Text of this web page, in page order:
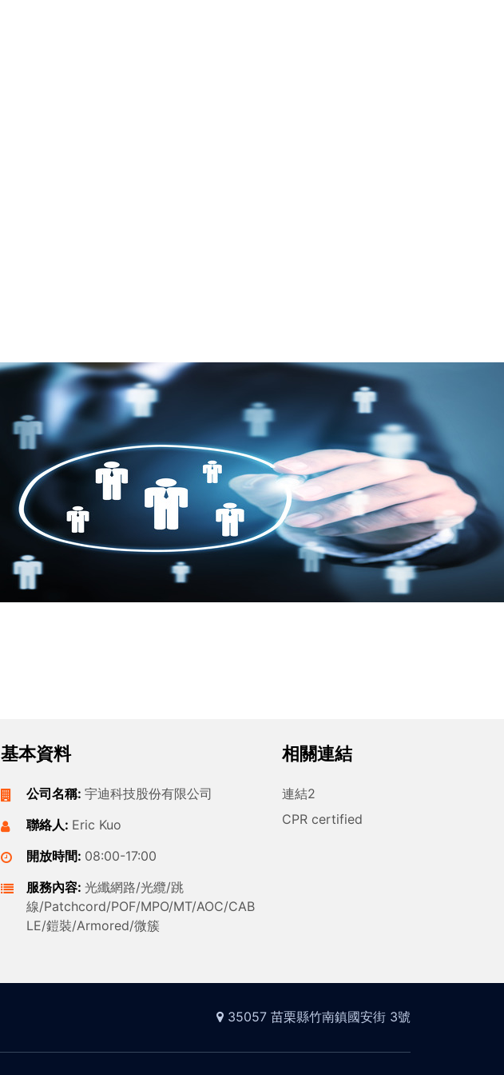
基本資料
公司名稱: 宇迪科技股份有限公司
聯絡人: Eric Kuo
開放時間: 08:00-17:00
服務內容: 光纖網路/光纜/跳
線/Patchcord/POF/MPO/MT/AOC/CAB
LE/鎧裝/Armored/微簇
相關連結
連結2
CPR certified
35057 苗栗縣竹南鎮國安街 3號